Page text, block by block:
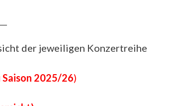
der jeweiligen Konzertreihe
Saison 2025/26)